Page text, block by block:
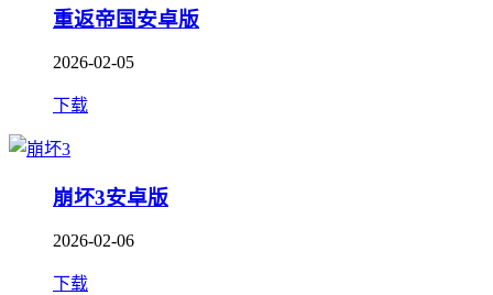
重返帝国安卓版
2026-02-05
下载
崩坏3安卓版
2026-02-06
下载